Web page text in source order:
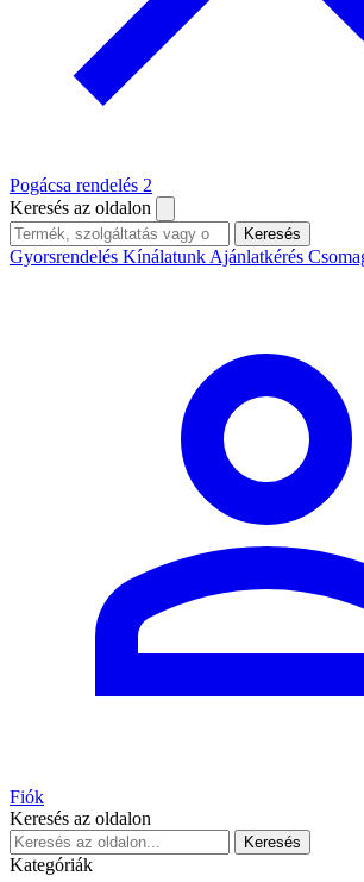
Pogácsa rendelés 2
Keresés az oldalon
Keresés
Gyorsrendelés Kínálatunk Ajánlatkérés
Fiók
Keresés az oldalon
Keresés
Kategóriák